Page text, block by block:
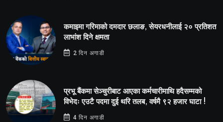
कमाइमा गरिमाको दमदार छलाङ, सेयरधनीलाई २० प्रतिशत
लाभांश दिने क्षमता
2 दिन अगाडी
प्रभू बैंकमा सेञ्चुरीबाट आएका कर्मचारीमाथि हदैसम्मको
विभेदः एउटै पदमा दुई थरि तलब, वर्षमै ९२ हजार घाटा !
4 दिन अगाडी